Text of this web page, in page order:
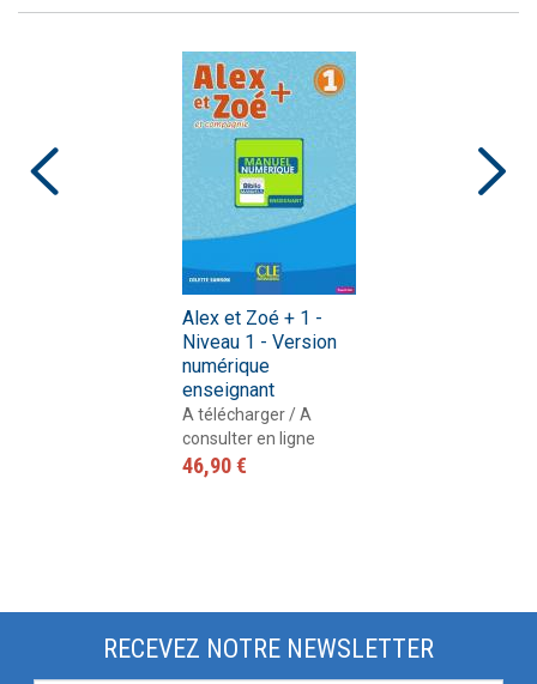
Alex et Zoé + 1 -
Niveau 1 - Version
numérique
enseignant
A télécharger / A
consulter en ligne
46,90 €
RECEVEZ NOTRE NEWSLETTER